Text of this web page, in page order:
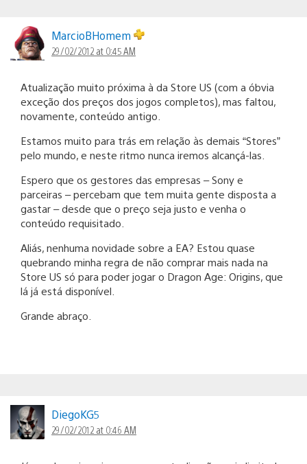
MarcioBHomem
29/02/2012 at 0:45 AM
Atualização muito próxima à da Store US (com a óbvia
exceção dos preços dos jogos completos), mas faltou,
novamente, conteúdo antigo.
Estamos muito para trás em relação às demais “Stores”
pelo mundo, e neste ritmo nunca iremos alcançá-las.
Espero que os gestores das empresas – Sony e
parceiras – percebam que tem muita gente disposta a
gastar – desde que o preço seja justo e venha o
conteúdo requisitado.
Aliás, nenhuma novidade sobre a EA? Estou quase
quebrando minha regra de não comprar mais nada na
Store US só para poder jogar o Dragon Age: Origins, que
lá já está disponível.
Grande abraço.
DiegoKG5
29/02/2012 at 0:46 AM